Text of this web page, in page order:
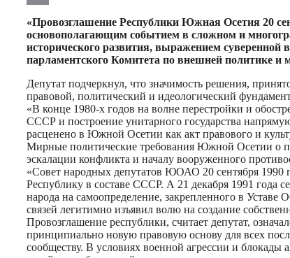
Print
«Провозглашение Республики Южная Осетия 20
основополагающим событием в сложном и
исторического развития, выражением суверенной
парламентского Комитета по внешней политике и
Депутат подчеркнул, что значимость решения,
правовой, политический и идеологический
«В конце 1980-х годов на волне перестройки и
СССР и построение унитарного государства
расценено в Южной Осетии как акт правового и
Мирные политические требования Южной Осетии о
эскалации конфликта и началу вооруженного
«Совет народных депутатов ЮОАО 20 сентября 1990
Республику в составе СССР. А 21 декабря 1991 года
народа на самоопределение, закрепленного в
связей легитимно изъявил волю на создание
Провозглашение республики, считает депутат,
принципиально новую правовую основу для всех
сообществу. В условиях военной агрессии и